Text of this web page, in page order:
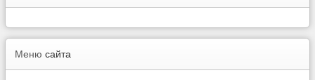
Меню сайта